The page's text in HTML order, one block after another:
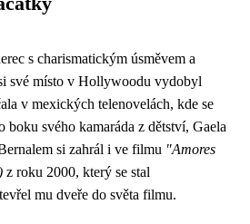
s charismatickým úsměvem a
své místo v Hollywoodu vydobyl
v mexických telenovelách, kde se
boku svého kamaráda z dětství, Gaela
si zahrál i ve filmu "Amores
z roku 2000, který se stal
mu dveře do světa filmu.